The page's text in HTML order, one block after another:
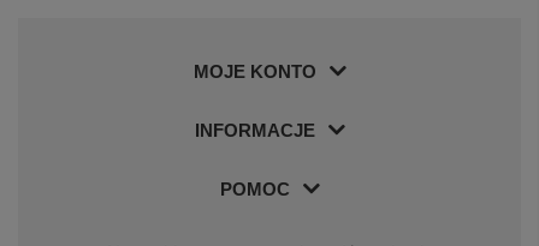
MOJE KONTO
INFORMACJE
POMOC